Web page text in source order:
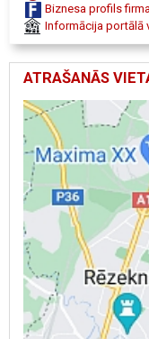
Biznesa profils
Informācija portālā
ATRAŠANĀS